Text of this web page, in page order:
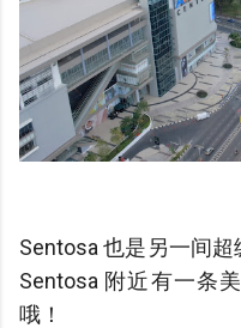
Sentosa 也是另一间
Sentosa 附近有一条
哦！